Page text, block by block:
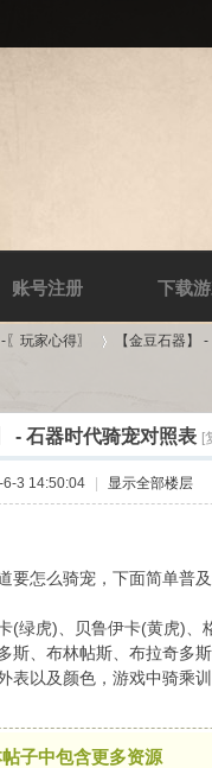
账号注册 下载
〖玩家心得〗
›
【金豆石器】
- 石器时代骑宠对照表 [
3 14:50:04 显示全部楼层
要怎么骑宠，下面简单普
(绿虎)、贝鲁伊卡(黄虎)、
斯、布林帖斯、布拉奇多
表以及颜色，游戏中骑乘
子中包含更多资源